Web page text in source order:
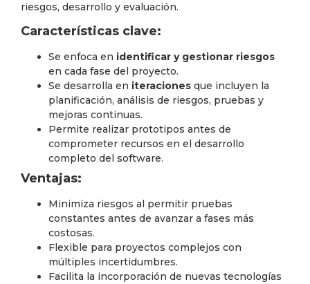
riesgos, desarrollo y evaluación.
Características clave:
Se enfoca en identificar y gestionar riesgos
en cada fase del proyecto.
Se desarrolla en iteraciones que incluyen la
planificación, análisis de riesgos, pruebas y
mejoras continuas.
Permite realizar prototipos antes de
comprometer recursos en el desarrollo
completo del software.
Ventajas:
Minimiza riesgos al permitir pruebas
constantes antes de avanzar a fases más
costosas.
Flexible para proyectos complejos con
múltiples incertidumbres.
Facilita la incorporación de nuevas tecnologías